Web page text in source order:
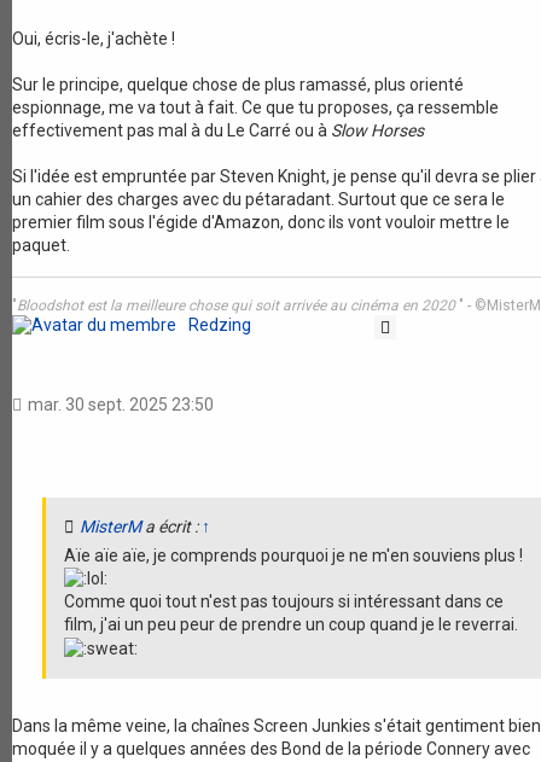
Oui, écris-le, j'achète !
Sur le principe, quelque chose de plus ramassé, plus orienté
espionnage, me va tout à fait. Ce que tu proposes, ça ressemble
effectivement pas mal à du Le Carré ou à Slow Horses
Si l'idée est empruntée par Steven Knight, je pense qu'il devra se plier
un cahier des charges avec du pétaradant. Surtout que ce sera le
premier film sous l'égide d'Amazon, donc ils vont vouloir mettre le
paquet.
"Bloodshot est la meilleure chose qui soit arrivée au cinéma en 2020 " - ©MisterM
Redzing
mar. 30 sept. 2025 23:50
MisterMa écrit : ↑
Aïe aïe aïe, je comprends pourquoi je ne m'en souviens plus !
Comme quoi tout n'est pas toujours si intéressant dans ce
film, j'ai un peu peur de prendre un coup quand je le reverrai.
Dans la même veine, la chaînes Screen Junkies s'était gentiment bien
moquée il y a quelques années des Bond de la période Connery avec